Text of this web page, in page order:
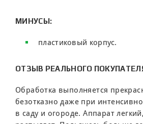
МИНУСЫ:
пластиковый корпус.
ОТЗЫВ РЕАЛЬНОГО
Обработка выполняется
безотказно даже при
в саду и огороде. Аппарат